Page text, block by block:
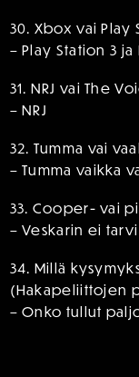
30. Xbox vai Play
– Play Station 3
31. NRJ vai The
– NRJ
32. Tumma vai
– Tumma vaikka
33. Cooper- vai
– Veskarin ei
34. Millä
(Hakapeliittojen
– Onko tullut